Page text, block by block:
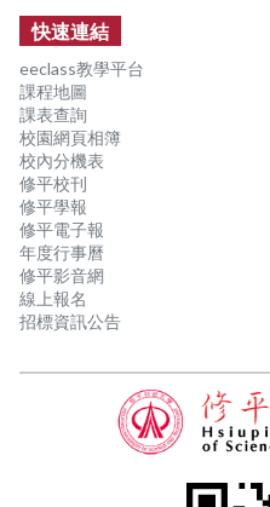
快速連結
eeclass教學平台
課程地圖
課表查詢
校園網頁相簿
校內分機表
修平校刊
修平學報
修平電子報
年度行事曆
修平影音網
線上報名
招標資訊公告